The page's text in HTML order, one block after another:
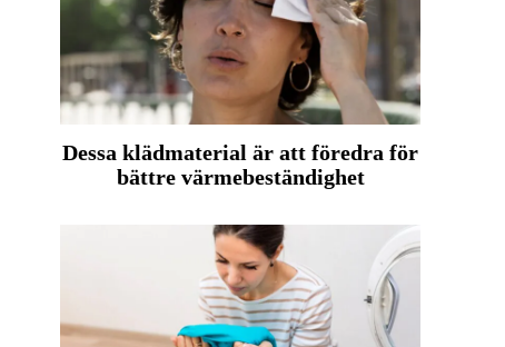
Dessa klädmaterial är att föredra för
bättre värmebeständighet